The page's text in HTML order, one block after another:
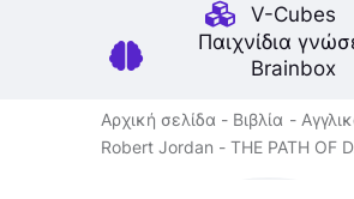
V-Cubes
Παιχνίδια
Brainbox
Αρχική σελίδα Βιβλία
Robert Jordan
THE PATH OF